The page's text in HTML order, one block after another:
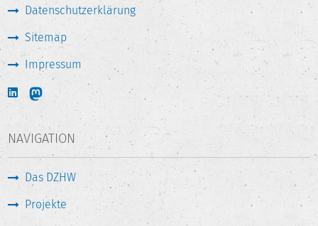
Datenschutzerklärung
Sitemap
Impressum
NAVIGATION
Das DZHW
Projekte